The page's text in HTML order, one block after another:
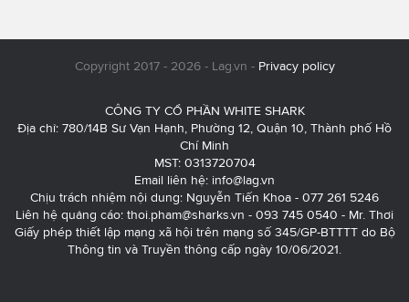
Copyright 2017 - 2026 - Lag.vn - Privacy policy
CÔNG TY CỔ PHẦN WHITE SHARK
Địa chỉ: 780/14B Sư Vạn Hạnh, Phường 12, Quận 10, Thành phố Hồ
Chí Minh
MST: 0313720704
Email liên hệ: info@lag.vn
Chịu trách nhiệm nội dung: Nguyễn Tiến Khoa - 077 261 5246
Liên hệ quảng cáo: thoi.pham@sharks.vn - 093 745 0540 - Mr. Thơi
Giấy phép thiết lập mạng xã hội trên mạng số 345/GP-BTTTT do Bộ
Thông tin và Truyền thông cấp ngày 10/06/2021.